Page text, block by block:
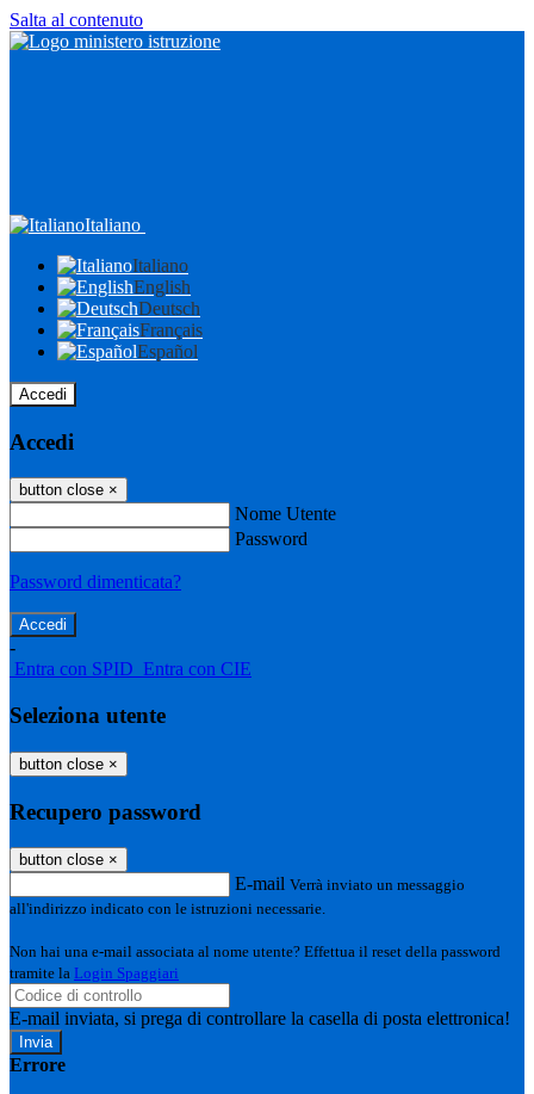
Salta al contenuto
Italiano
Italiano
English
Deutsch
Français
Español
Accedi
Accedi
button close ×
Nome Utente
Password
Password dimenticata?
-
Entra con SPID Entra con CIE
Seleziona utente
button close ×
Recupero password
button close ×
E-mail Verrà inviato un messaggio
all'indirizzo indicato con le istruzioni necessarie.
Non hai una e-mail associata al nome utente? Effettua il reset della password
tramite la Login Spaggiari
E-mail inviata, si prega di controllare la casella di posta elettronica!
Errore